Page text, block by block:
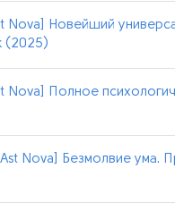
Nova] Новейший
(2025)
Nova] Полное
Nova] Безмолвие ума.